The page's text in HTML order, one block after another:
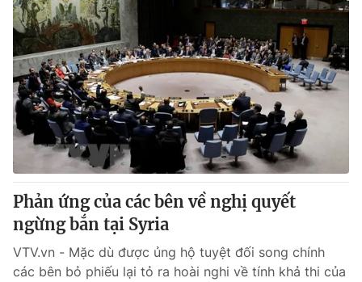
Phản ứng của các bên về nghị quyết
ngừng bắn tại Syria
VTV.vn - Mặc dù được ủng hộ tuyệt đối song chính
các bên bỏ phiếu lại tỏ ra hoài nghi về tính khả thi của